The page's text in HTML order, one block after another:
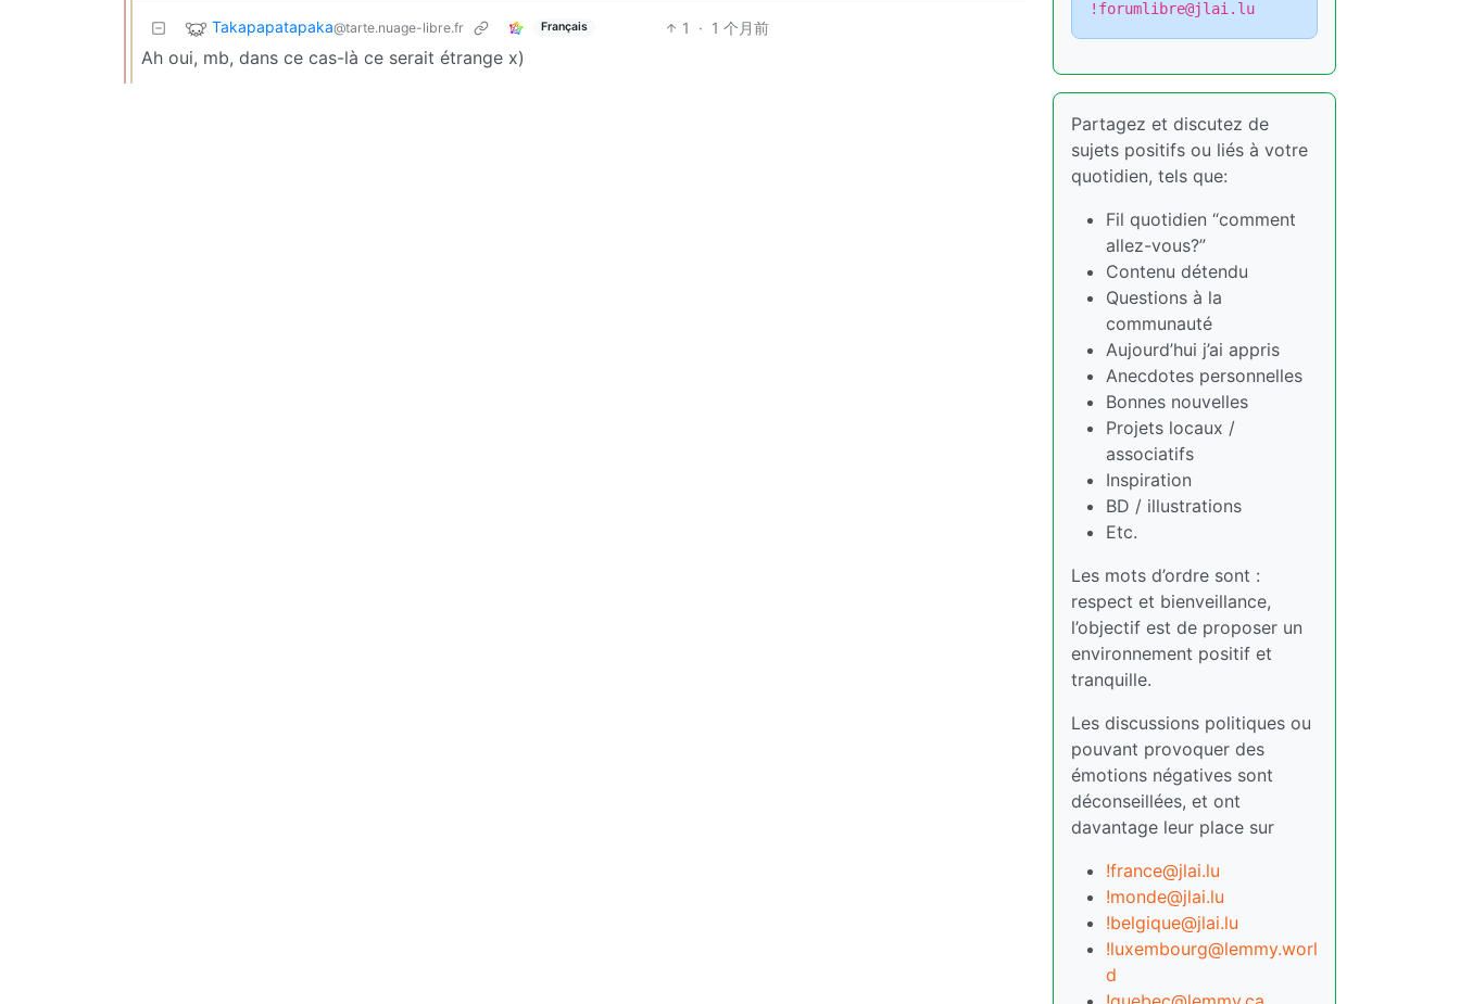
Takapapatapaka@tarte.nuage-libre.fr Français 1 · 1 个月前
Ah oui, mb, dans ce cas-là ce serait étrange x)
!forumlibre@jlai.lu
Partagez et discutez de
sujets positifs ou liés à votre
quotidien, tels que:
Fil quotidien “comment
allez-vous?”
Contenu détendu
Questions à la
communauté
Aujourd’hui j’ai appris
Anecdotes personnelles
Bonnes nouvelles
Projets locaux /
associatifs
Inspiration
BD / illustrations
Etc.
Les mots d’ordre sont :
respect et bienveillance,
l’objectif est de proposer un
environnement positif et
tranquille.
Les discussions politiques ou
pouvant provoquer des
émotions négatives sont
déconseillées, et ont
davantage leur place sur
!france@jlai.lu
!monde@jlai.lu
!belgique@jlai.lu
!luxembourg@lemmy.worl
d